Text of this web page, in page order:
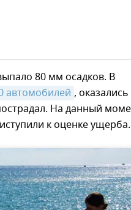
80 мм осадков. В
автомобилей , оказались
На данный
к оценке ущерба.